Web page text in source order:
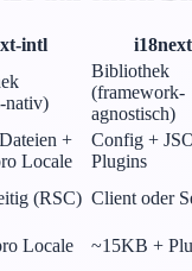
intl i18next
nativ)
Bibliothek
(framework-
agnostisch)
+
Locale
Config +
Plugins
(RSC) Client oder
Locale ~15KB +